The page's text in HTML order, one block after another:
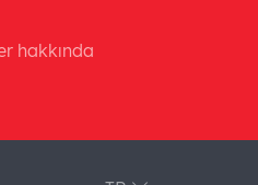
hakkında